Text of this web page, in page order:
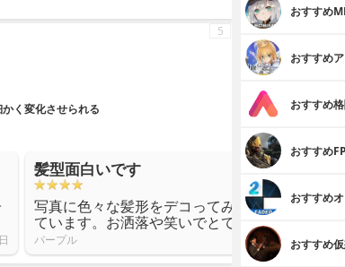
く変化させられる
5
髪型面白いです
写真に色々な髪形をデコってみんなでとても盛
ています。お洒落や笑いでとても満足です。
パープル
おすすめ
おすすめ
おすすめ
おすすめ
おすすめ
おすすめ